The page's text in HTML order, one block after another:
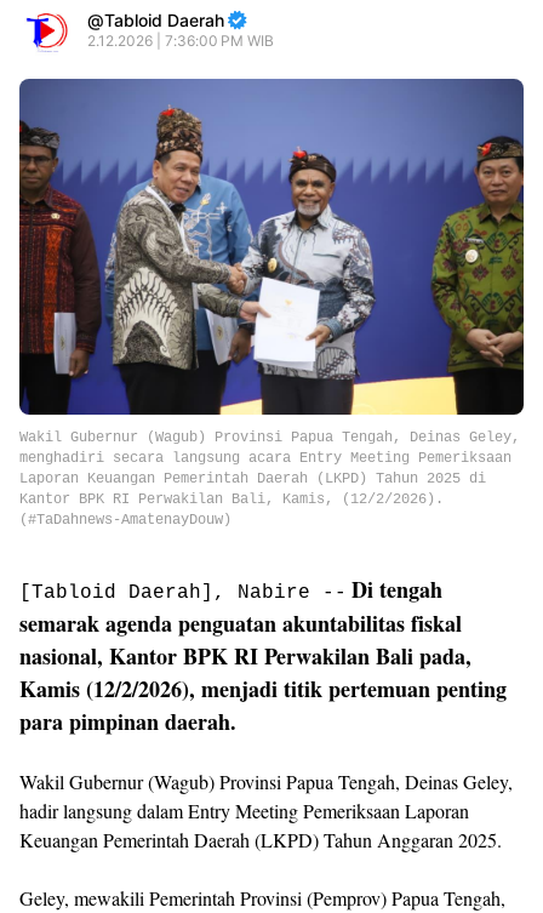
Tabloid Daerah
2.12.2026 | 7:36:00 PM WIB
Wakil Gubernur (Wagub) Provinsi Papua Tengah, Deinas Geley,
menghadiri secara langsung acara Entry Meeting Pemeriksaan
Laporan Keuangan Pemerintah Daerah (LKPD) Tahun 2025 di
Kantor BPK RI Perwakilan Bali, Kamis, (12/2/2026).
(#TaDahnews-AmatenayDouw)
[Tabloid Daerah], Nabire -- Di tengah
semarak agenda penguatan akuntabilitas fiskal
nasional, Kantor BPK RI Perwakilan Bali pada,
Kamis (12/2/2026), menjadi titik pertemuan penting
para pimpinan daerah.
Wakil Gubernur (Wagub) Provinsi Papua Tengah, Deinas Geley,
hadir langsung dalam Entry Meeting Pemeriksaan Laporan
Keuangan Pemerintah Daerah (LKPD) Tahun Anggaran 2025.
Geley, mewakili Pemerintah Provinsi (Pemprov) Papua Tengah,